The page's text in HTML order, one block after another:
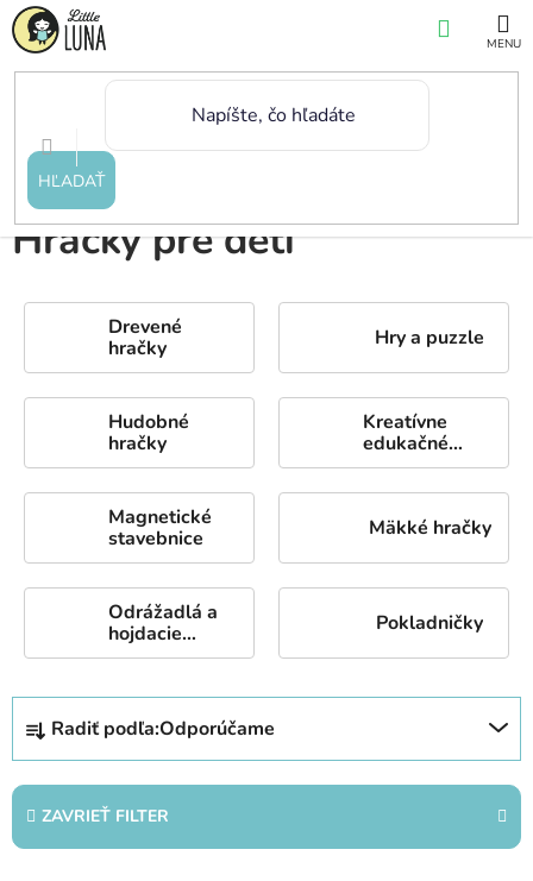
Prejsť
na
HĽADAŤ
KOŠÍK
Domov Hračky
Hračky pre deti
Drevené
hračky
Hry a puzzle
Hudobné
hračky
Kreatívne
edukačné
potreby
Magnetické
stavebnice
Mäkké hračky
Odrážadlá a
hojdacie
hračky
Pokladničky
R
d
e
n
Radiť podľa:Odporúčame
ZAVRIEŤ FILTER